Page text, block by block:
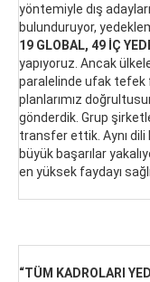
yöntemiyle dış
bulunduruyor,
19 GLOBAL, 49 İÇ
yapıyoruz. Ancak
paralelinde ufak tefek
planlarımız
gönderdik. Grup
transfer ettik. Aynı
büyük başarılar
en yüksek faydayı
“TÜM KADROLARI